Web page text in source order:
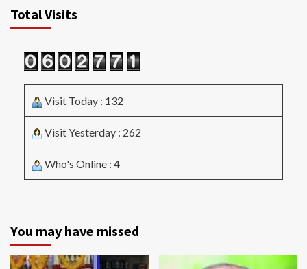
Total Visits
Visit Today : 132
Visit Yesterday : 262
Who's Online : 4
You may have missed